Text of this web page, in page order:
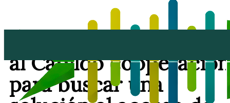
al Cabildo cooperación
para buscar una